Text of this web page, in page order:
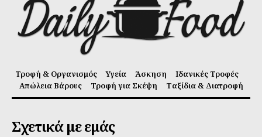
Τροφή & Οργανισμός Υγεία Άσκηση
Ιδανικές Τροφές
Απώλεια Βάρους
Τροφή για Σκέψη Ταξίδια & Διατροφή
Σχετικά με εμάς